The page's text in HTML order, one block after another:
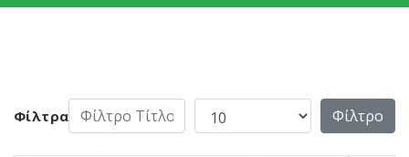
Φίλτρα Φίλτρο Τίτλου Εμφάνιση # Φίλτρο